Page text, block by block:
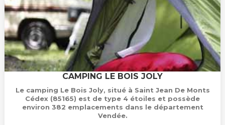
CAMPING LE BOIS JOLY
Le camping Le Bois Joly, situé à Saint Jean De Monts
Cédex (85165) est de type 4 étoiles et possède
environ 382 emplacements dans le département
Vendée.